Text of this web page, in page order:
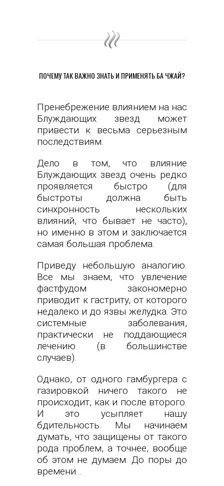
ПОЧЕМУ ТАК ВАЖНО ЗНАТЬ И ПРИМЕНЯТЬ БА ЧЖАЙ?
Пренебрежение влиянием на нас
Блуждающих звезд может
привести к весьма серьезным
последствиям.
Дело в том, что влияние
Блуждающих звезд очень редко
проявляется быстро (для
быстроты должна быть
синхронность нескольких
влияний, что бывает не часто),
но именно в этом и заключается
самая большая проблема.
Приведу небольшую аналогию.
Все мы знаем, что увлечение
фастфудом закономерно
приводит к гастриту, от которого
недалеко и до язвы желудка. Это
системные заболевания,
практически не поддающиеся
лечению (в большинстве
случаев).
Однако, от одного гамбургера с
газировкой ничего такого не
происходит, как и после второго.
И это усыпляет нашу
бдительность. Мы начинаем
думать, что защищены от такого
рода проблем, а точнее, вообще
об этом не думаем. До поры до
времени...